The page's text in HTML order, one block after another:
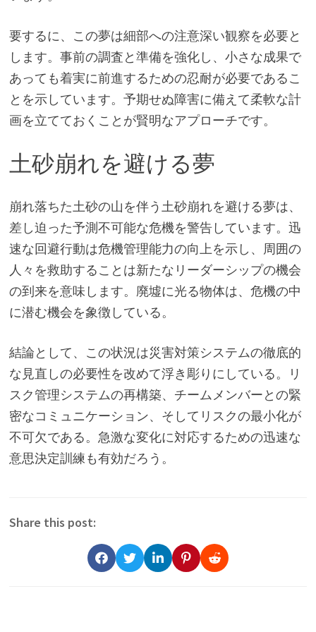
要するに、この夢は細部への注意深い観察を必要と
します。事前の調査と準備を強化し、小さな成果で
あっても着実に前進するための忍耐が必要であるこ
とを示しています。予期せぬ障害に備えて柔軟な計
画を立てておくことが賢明なアプローチです。
土砂崩れを避ける夢
崩れ落ちた土砂の山を伴う土砂崩れを避ける夢は、
差し迫った予測不可能な危機を警告しています。迅
速な回避行動は危機管理能力の向上を示し、周囲の
人々を救助することは新たなリーダーシップの機会
の到来を意味します。廃墟に光る物体は、危機の中
に潜む機会を象徴している。
結論として、この状況は災害対策システムの徹底的
な見直しの必要性を改めて浮き彫りにしている。リ
スク管理システムの再構築、チームメンバーとの緊
密なコミュニケーション、そしてリスクの最小化が
不可欠である。急激な変化に対応するための迅速な
意思決定訓練も有効だろう。
Share this post: